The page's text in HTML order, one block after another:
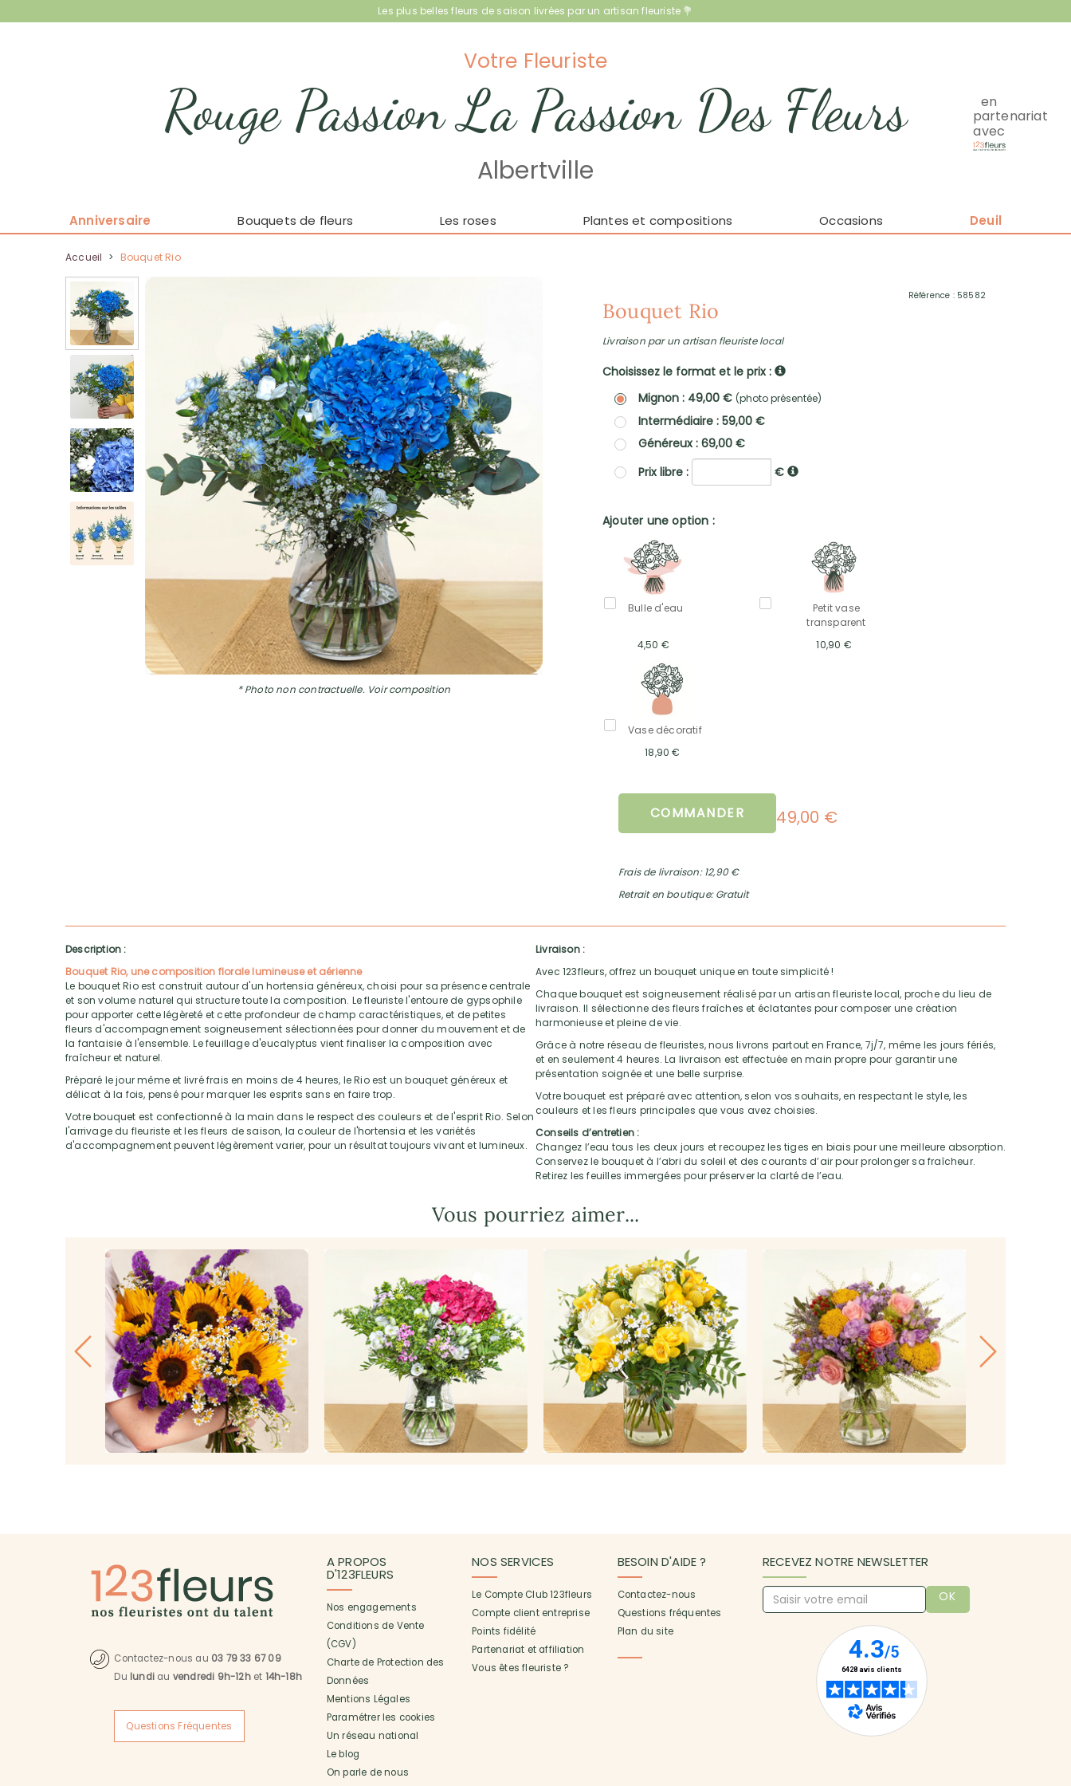
Les plus belles fleurs de saison livrées par un artisan fleuriste 💐
Votre Fleuriste
Rouge Passion La Passion Des Fleurs
Albertville
en
partenariat
avec
Anniversaire Bouquets de fleurs Les roses Plantes et compositions Occasions Deuil
Accueil > Bouquet Rio
* Photo non contractuelle. Voir composition
Référence : 58582
Bouquet Rio
Livraison par un artisan fleuriste local
Choisissez le format et le prix :
Mignon : 49,00 € (photo présentée)
Intermédiaire : 59,00 €
Généreux : 69,00 €
Prix libre :
€
Ajouter une option :
Bulle d'eau
4,50 €
Petit vase
transparent
10,90 €
Vase décoratif
18,90 €
COMMANDER 49,00 €
Frais de livraison: 12,90 €
Retrait en boutique: Gratuit
Description :
Bouquet Rio, une composition florale lumineuse et aérienne
Le bouquet Rio est construit autour d'un hortensia généreux, choisi pour sa présence centrale
et son volume naturel qui structure toute la composition. Le fleuriste l'entoure de gypsophile
pour apporter cette légèreté et cette profondeur de champ caractéristiques, et de petites
fleurs d'accompagnement soigneusement sélectionnées pour donner du mouvement et de
la fantaisie à l'ensemble. Le feuillage d'eucalyptus vient finaliser la composition avec
fraîcheur et naturel.
Préparé le jour même et livré frais en moins de 4 heures, le Rio est un bouquet généreux et
délicat à la fois, pensé pour marquer les esprits sans en faire trop.
Votre bouquet est confectionné à la main dans le respect des couleurs et de l'esprit Rio. Selon
l'arrivage du fleuriste et les fleurs de saison, la couleur de l'hortensia et les variétés
d'accompagnement peuvent légèrement varier, pour un résultat toujours vivant et lumineux.
Livraison :
Avec 123fleurs, offrez un bouquet unique en toute simplicité !
Chaque bouquet est soigneusement réalisé par un artisan fleuriste local, proche du lieu de
livraison. Il sélectionne des fleurs fraîches et éclatantes pour composer une création
harmonieuse et pleine de vie.
Grâce à notre réseau de fleuristes, nous livrons partout en France, 7j/7, même les jours fériés,
et en seulement 4 heures. La livraison est effectuée en main propre pour garantir une
présentation soignée et une belle surprise.
Votre bouquet est préparé avec attention, selon vos souhaits, en respectant le style, les
couleurs et les fleurs principales que vous avez choisies.
Conseils d’entretien :
Changez l’eau tous les deux jours et recoupez les tiges en biais pour une meilleure absorption.
Conservez le bouquet à l’abri du soleil et des courants d’air pour prolonger sa fraîcheur.
Retirez les feuilles immergées pour préserver la clarté de l’eau.
Vous pourriez aimer...
Contactez-nous au 03 79 33 67 09
Du lundi au vendredi 9h-12het 14h-18h
Questions Fréquentes
A PROPOS
D'123FLEURS
Nos engagements
Conditions de Vente
(CGV)
Charte de Protection des
Données
Mentions Légales
Paramétrer les cookies
Un réseau national
Le blog
On parle de nous
NOS SERVICES
Le Compte Club 123fleurs
Compte client entreprise
Points fidélité
Partenariat et affiliation
Vous êtes fleuriste ?
BESOIN D'AIDE ?
Contactez-nous
Questions fréquentes
Plan du site
RECEVEZ NOTRE NEWSLETTER
OK